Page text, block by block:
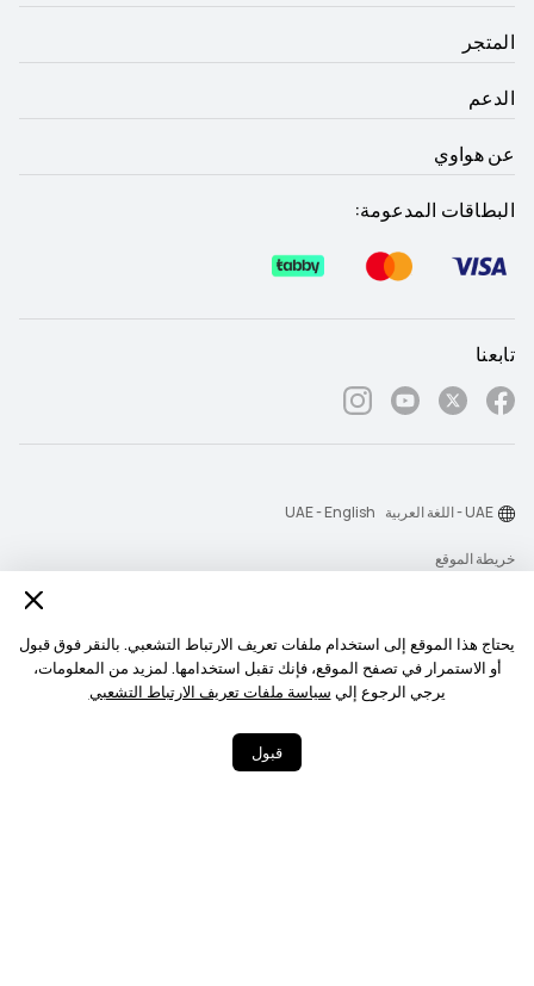
يحتاج هذا الموقع إلى استخدام ملفات تعريف الارتباط التشعبي. بالنقر فوق قبول
أو الاستمرار في تصفح الموقع، فإنك تقبل استخدامها. لمزيد من المعلومات،
يرجي الرجوع إلي سياسة ملفات تعريف الارتباط التشعبي
قبول
المتجر
الدعم
عن هواوي
البطاقات المدعومة:
تابعنا
‎©2026 Huawei Device Co., Ltd. All rights reserved.‎
خريطة الموقع
بيان الخصوصية
الكوكيز
UAE - اللغة العربية UAE - English